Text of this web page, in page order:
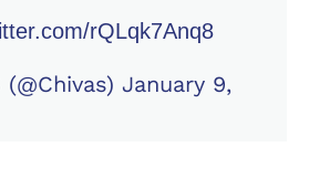
rQLqk7Anq8
January 9,